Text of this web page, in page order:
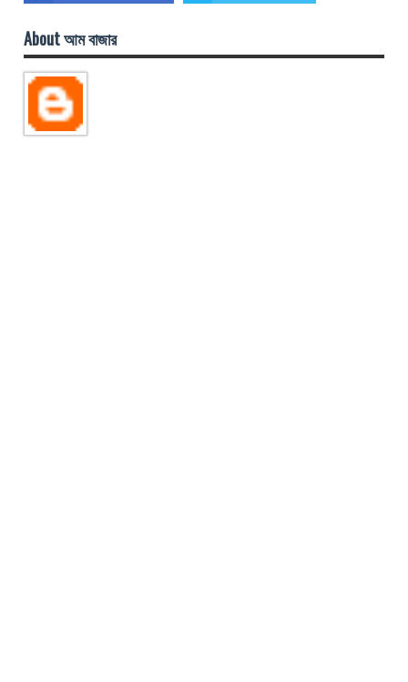
About আম বাজার